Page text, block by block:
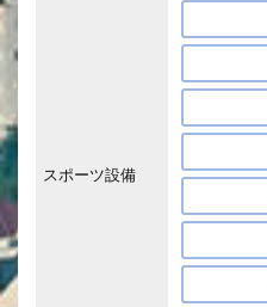
スポーツ設備